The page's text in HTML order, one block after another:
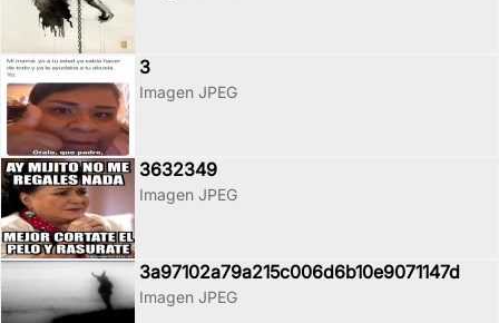
3
Imagen JPEG
3632349
Imagen JPEG
3a97102a79a215c006d6b10e9071147d
Imagen JPEG